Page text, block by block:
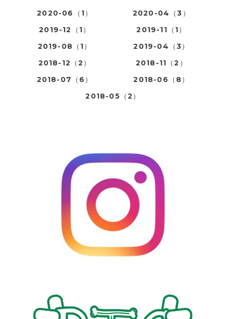
2020-06（1）
2020-04（3）
2019-12（1）
2019-11（1）
2019-08（1）
2019-04（3）
2018-12（2）
2018-11（2）
2018-07（6）
2018-06（8）
2018-05（2）